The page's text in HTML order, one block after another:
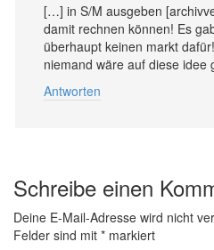
[…] in S/M ausgeben
damit rechnen können! Es
überhaupt keinen markt
niemand wäre auf diese
Antworten
Schreibe einen
Deine E-Mail-Adresse wird nicht
Felder sind mit * markiert